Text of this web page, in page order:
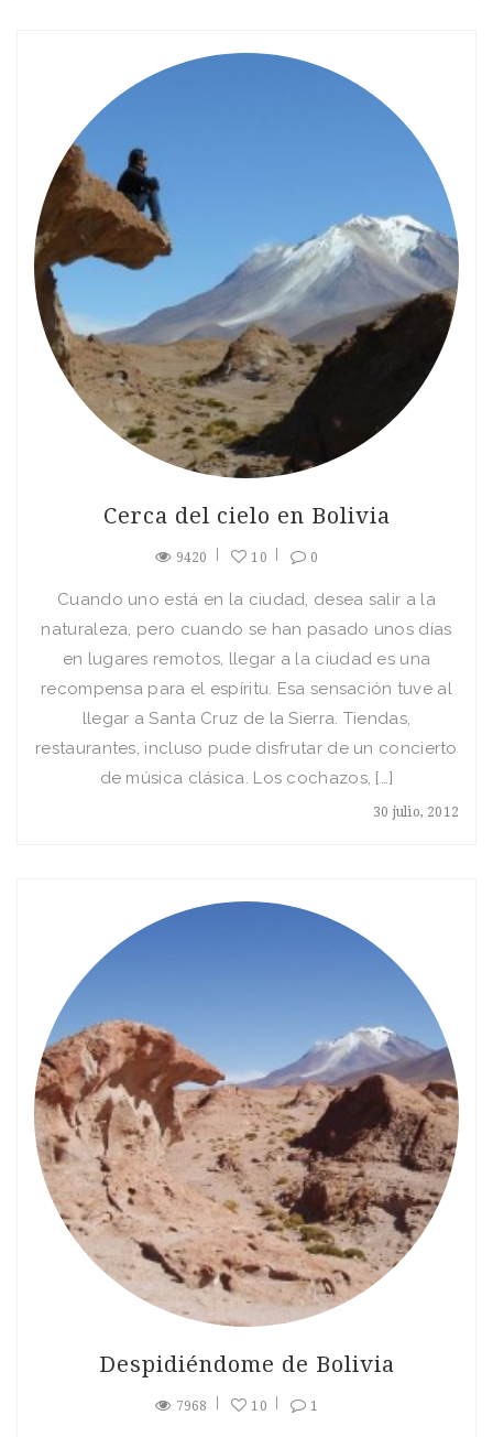
Cerca del cielo en Bolivia
9420 10 0
30 julio, 2012
Cuando uno está en la ciudad, desea salir a la
naturaleza, pero cuando se han pasado unos días
en lugares remotos, llegar a la ciudad es una
recompensa para el espíritu. Esa sensación tuve al
llegar a Santa Cruz de la Sierra. Tiendas,
restaurantes, incluso pude disfrutar de un concierto
de música clásica. Los cochazos, […]
Despidiéndome de Bolivia
7968 10 1